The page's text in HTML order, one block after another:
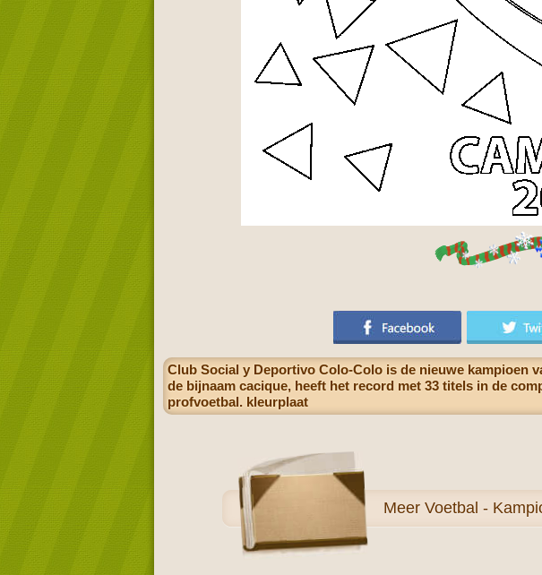
Club Social y Deportivo Colo-Colo is de nieuwe kampioen
de bijnaam cacique, heeft het record met 33 titels in de
profvoetbal. kleurplaat
Meer Voetbal -